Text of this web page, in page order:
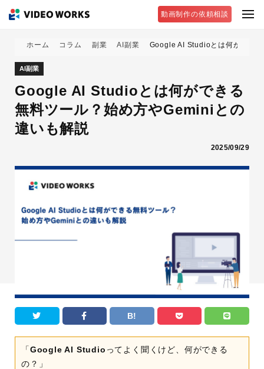
動画制作の依頼相談
ホーム コラム 副業 AI副業 Google AI Studioとは何ができ
AI副業
Google AI Studioとは何ができる
無料ツール？始め方やGeminiとの
違いも解説
2025/09/29
B!
「 Google AI Studio ってよく聞くけど、何ができる
の？」